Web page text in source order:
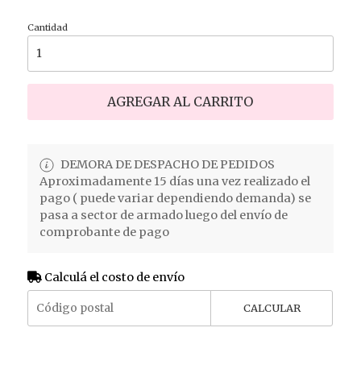
Cantidad
AGREGAR AL CARRITO
DEMORA DE DESPACHO DE PEDIDOS
Aproximadamente 15 días una vez realizado el
pago ( puede variar dependiendo demanda) se
pasa a sector de armado luego del envío de
comprobante de pago
Calculá el costo de envío
CALCULAR